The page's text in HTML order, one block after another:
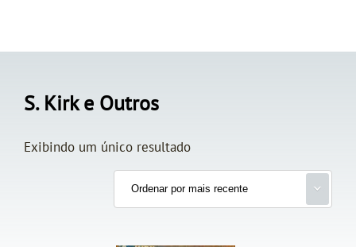
S. Kirk e Outros
Exibindo um único resultado